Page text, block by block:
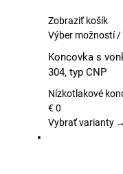
Zobraziť košík
Výber možností
si
/
Koncovka s
304, typ CNP
Nízkotlakové
€0
Vybrať varianty →